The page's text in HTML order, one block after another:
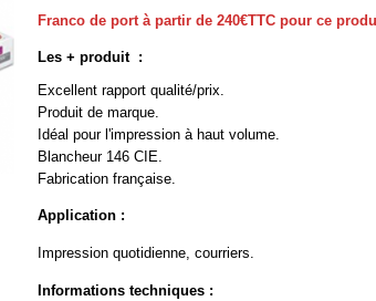
Franco de port à partir de 240€TTC pour ce
Les + produit :
Excellent rapport qualité/prix.
Produit de marque.
Idéal pour l'impression à haut volume.
Blancheur 146 CIE.
Fabrication française.
Application :
Impression quotidienne, courriers.
Informations techniques :